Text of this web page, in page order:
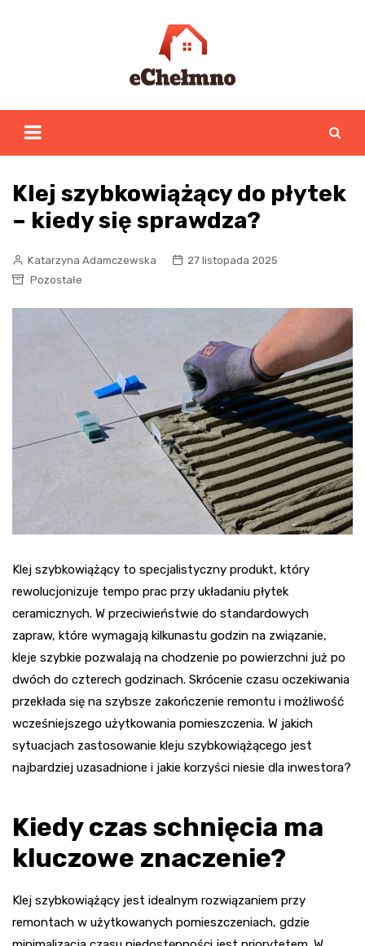
Klej szybkowiążący do płytek
– kiedy się sprawdza?
Katarzyna Adamczewska
27 listopada 2025
Pozostałe
Klej szybkowiążący to specjalistyczny produkt, który
rewolucjonizuje tempo prac przy układaniu płytek
ceramicznych. W przeciwieństwie do standardowych
zapraw, które wymagają kilkunastu godzin na związanie,
kleje szybkie pozwalają na chodzenie po powierzchni już po
dwóch do czterech godzinach. Skrócenie czasu oczekiwania
przekłada się na szybsze zakończenie remontu i możliwość
wcześniejszego użytkowania pomieszczenia. W jakich
sytuacjach zastosowanie kleju szybkowiążącego jest
najbardziej uzasadnione i jakie korzyści niesie dla inwestora?
Kiedy czas schnięcia ma
kluczowe znaczenie?
Klej szybkowiążący jest idealnym rozwiązaniem przy
remontach w użytkowanych pomieszczeniach, gdzie